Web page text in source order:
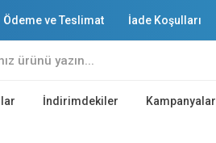
Ödeme ve Teslimat İade Koşulları
İndirimdekiler Kampanyalar